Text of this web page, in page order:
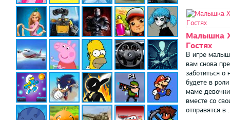
Малышка
Гостях
В игре
вам снова
заботиться о
будете в
маме
вместе со
отправятся в